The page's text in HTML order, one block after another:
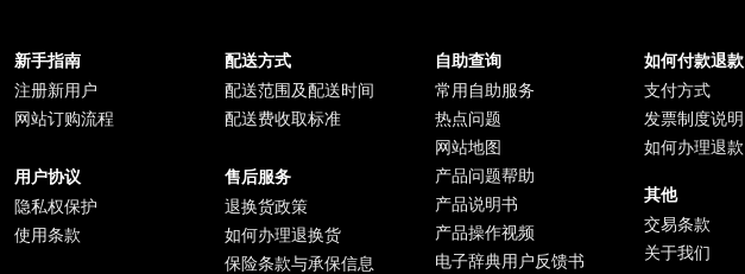
新手指南
注册新用户
网站订购流程
用户协议
隐私权保护
使用条款
配送方式
配送范围及配送时间
配送费收取标准
售后服务
退换货政策
如何办理退换货
保险条款与承保信息
自助查询
常用自助服务
热点问题
网站地图
产品问题帮助
产品说明书
产品操作视频
电子辞典用户反馈书
如何付款退款
支付方式
发票制度说明
如何办理退款
其他
交易条款
关于我们